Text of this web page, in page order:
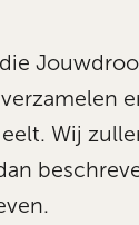
Wij